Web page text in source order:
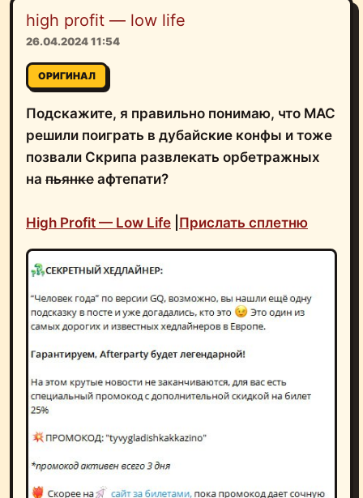
high profit — low life
26.04.2024 11:54
ОРИГИНАЛ
Подскажите, я правильно понимаю, что MAC
решили поиграть в дубайские конфы и тоже
позвали Скрипа развлекать орбетражных
афтепати?
High Profit — Low Life |Прислать сплетню